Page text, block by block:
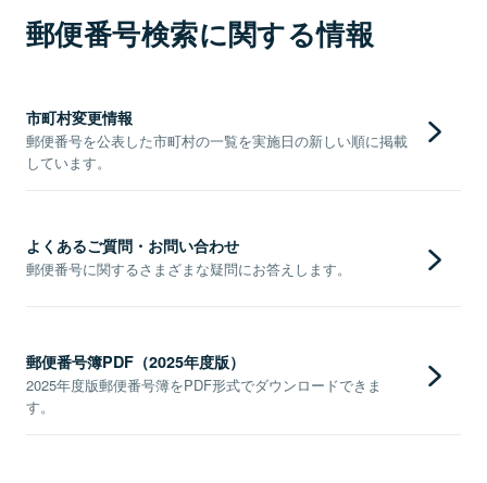
郵便番号検索に関する情報
市町村変更情報
郵便番号を公表した市町村の一覧を実施日の新しい順に掲載
しています。
よくあるご質問・お問い合わせ
郵便番号に関するさまざまな疑問にお答えします。
郵便番号簿PDF（2025年度版）
2025年度版郵便番号簿をPDF形式でダウンロードできま
す。